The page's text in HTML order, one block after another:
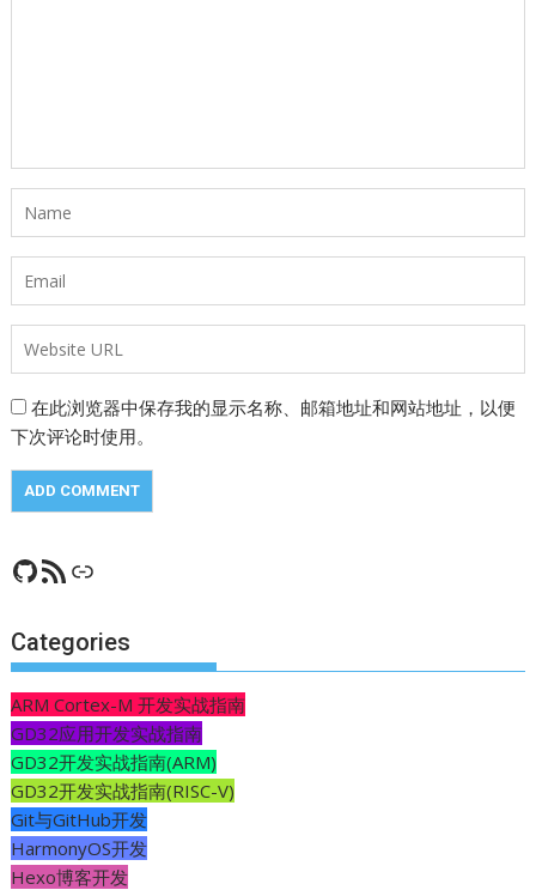
在此浏览器中保存我的显示名称、邮箱地址和网站地址，以便
下次评论时使用。
GitHub
RSS FeedCSDN
Categories
ARM Cortex-M 开发实战指南
GD32应用开发实战指南
GD32开发实战指南(ARM)
GD32开发实战指南(RISC-V)
Git与GitHub开发
HarmonyOS开发
Hexo博客开发